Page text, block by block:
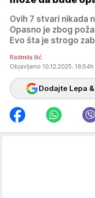
Ovih 7 stvari nikada
Opasno je zbog
Evo šta je strogo
Radmila Ilić
Objavljeno 10.12.2025. 16:54h
Dodajte Lepa